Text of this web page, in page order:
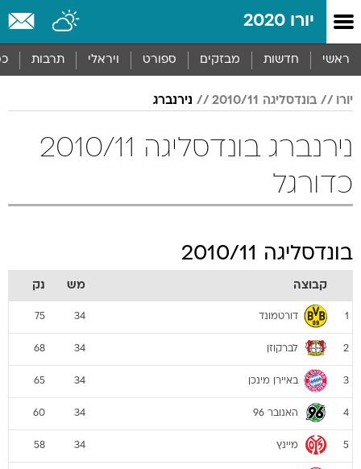
יורו 2020
ראשי חדשות מבזקים ספורט ויראלי תרבות
יורו בונדסליגה 2010/11 נירנברג
נירנברג בונדסליגה 2010/11
כדורגל
בונדסליגה 2010/11
קבוצה מש נק
1 דורטמונד 34
75
2 לברקוזן 34
68
3 באיירן מינכן 34
65
4 האנובר 96 34
60
5 מיינץ 34
58